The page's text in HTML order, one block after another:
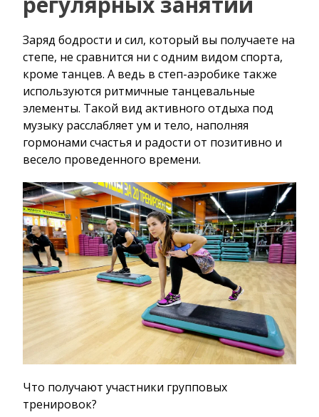
Заряд бодрости и сил, который вы получаете на
степе, не сравнится ни с одним видом спорта,
кроме танцев. А ведь в степ-аэробике также
используются ритмичные танцевальные
элементы. Такой вид активного отдыха под
музыку расслабляет ум и тело, наполняя
гормонами счастья и радости от позитивно и
весело проведенного времени.
Что получают участники групповых
тренировок?